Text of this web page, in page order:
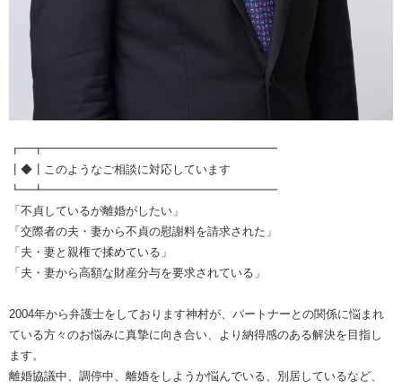
┏━┳━━━━━━━━━━━━━━━━━━━━
┃◆┃このようなご相談に対応しています
┗━┻━━━━━━━━━━━━━━━━━━━━
「不貞しているが離婚がしたい」
「交際者の夫・妻から不貞の慰謝料を請求された」
「夫・妻と親権で揉めている」
「夫・妻から高額な財産分与を要求されている」
2004年から弁護士をしております神村が、パートナーとの関係に悩まれ
ている方々のお悩みに真摯に向き合い、より納得感のある解決を目指し
ます。
離婚協議中、調停中、離婚をしようか悩んでいる、別居しているなど、